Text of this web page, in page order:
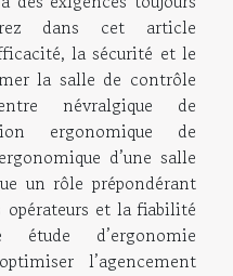
dans cet article
la sécurité et le
la salle de contrôle
névralgique de
ergonomique de
d’une salle
un rôle prépondérant
opérateurs et la fiabilité
d’ergonomie
l’agencement